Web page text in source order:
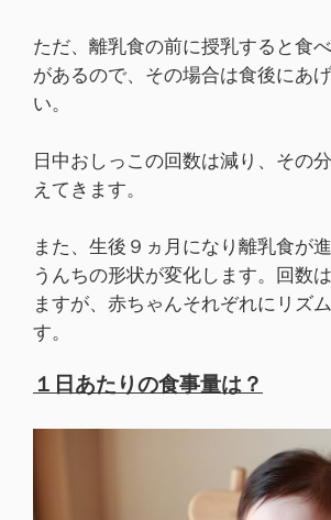
ただ、離乳食の前に授乳すると食
があるので、その場合は食後にあ
い。
日中おしっこの回数は減り、その
えてきます。
また、生後９ヵ月になり離乳食が
うんちの形状が変化します。回数
ますが、赤ちゃんそれぞれにリズ
す。
１日あたりの食事量は？